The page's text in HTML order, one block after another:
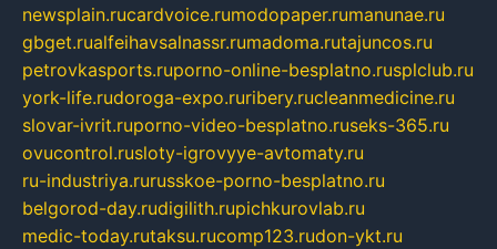
newsplain.rucardvoice.rumodopaper.rumanunae.ru
gbget.rualfeihavsalnassr.rumadoma.rutajuncos.ru
petrovkasports.ruporno-online-besplatno.rusplclub.ru
york-life.rudoroga-expo.ruribery.rucleanmedicine.ru
slovar-ivrit.ruporno-video-besplatno.ruseks-365.ru
ovucontrol.rusloty-igrovyye-avtomaty.ru
ru-industriya.rurusskoe-porno-besplatno.ru
belgorod-day.rudigilith.rupichkurovlab.ru
medic-today.rutaksu.rucomp123.rudon-ykt.ru